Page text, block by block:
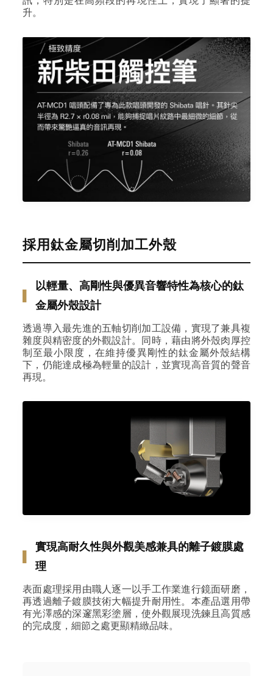
升。
採用鈦金屬切削加工外殼
▌
以輕量、高剛性與優異音響特性為核心的鈦
金屬外殼設計
透過導入最先進的五軸切削加工設備，實現了兼具複
雜度與精密度的外觀設計。同時，藉由將外殼肉厚控
制至最小限度，在維持優異剛性的鈦金屬外殼結構
下，仍能達成極為輕量的設計，並實現高音質的聲音
再現。
▌
實現高耐久性與外觀美感兼具的離子鍍膜處
理
表面處理採用由職人逐一以手工作業進行鏡面研磨，
再透過離子鍍膜技術大幅提升耐用性。本產品選用帶
有光澤感的深邃黑彩塗層，使外觀展現洗鍊且高質感
的完成度，細節之處更顯精緻品味。